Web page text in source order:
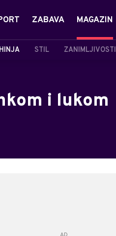
ZABAVA MAGAZIN
STIL ZANIMLJIVOSTI
i lukom